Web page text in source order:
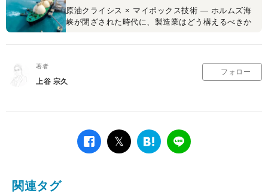
原油クライシス × マイポックス技術 ― ホルムズ海
峡が閉ざされた時代に、製造業はどう構えるべきか
著者
上谷 宗久
フォロー
facebook
twitterは
LINE
関連タグ